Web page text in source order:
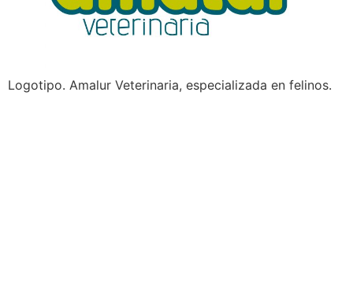
Logotipo. Amalur Veterinaria, especializada en felinos.